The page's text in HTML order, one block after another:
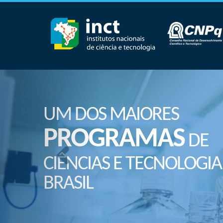
UM DOS MAIORES
PROGRAMASDE
CIÊNCIAS E
BRASIL